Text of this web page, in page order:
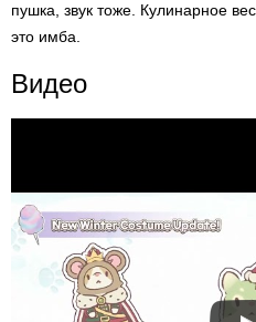
пушка, звук тоже. Кулинарное
это имба.
Видео